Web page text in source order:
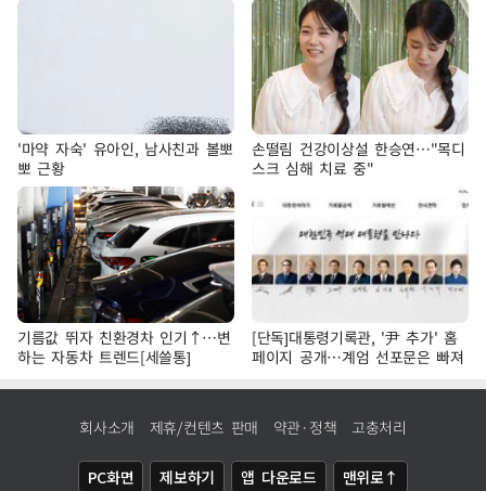
'마약 자숙' 유아인, 남사친과 볼뽀
뽀 근황
손떨림 건강이상설 한승연…"목디
스크 심해 치료 중"
기름값 뛰자 친환경차 인기↑…변
하는 자동차 트렌드[세쓸통]
[단독]대통령기록관, '尹 추가' 홈
페이지 공개…계엄 선포문은 빠져
회사소개 제휴/컨텐츠 판매 약관·정책 고충처리
PC화면 제보하기 앱 다운로드 맨위로↑